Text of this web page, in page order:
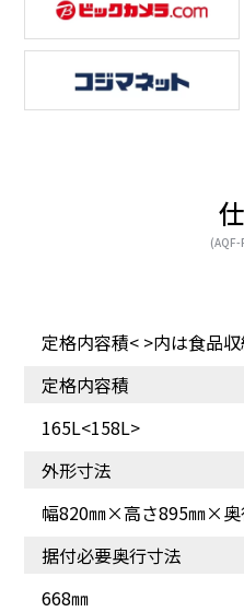
(AQF-
定格内容積< >内は食品
定格内容積
165L<158L>
外形寸法
幅820㎜×高さ895㎜×奥
据付必要奥行寸法
668㎜